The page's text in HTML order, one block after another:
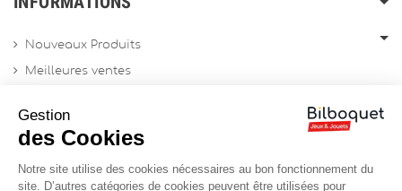
Nouveaux Produits
Meilleures ventes
Archives produits
Gestion
des Cookies
Notre site utilise des cookies nécessaires au bon fonctionnement du
site. D’autres catégories de cookies peuvent être utilisées pour